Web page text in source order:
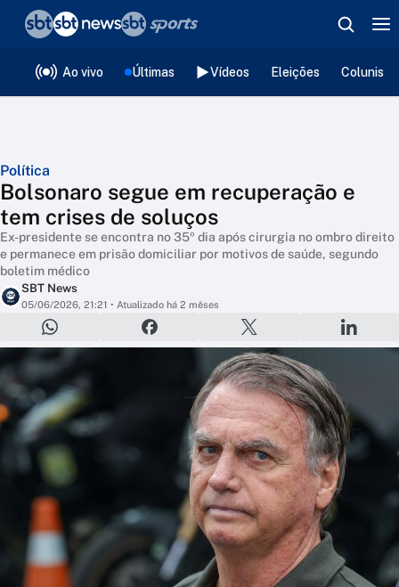
Ao vivo Últimas Vídeos Eleições
Política
Bolsonaro segue em recuperação e
tem crises de soluços
Ex-presidente se encontra no 35º dia após cirurgia no ombro direito
e permanece em prisão domiciliar por motivos de saúde, segundo
boletim médico
SBT News
05/06/2026, 21:21 • Atualizado há 2 mêses
❮voltar
Editorias